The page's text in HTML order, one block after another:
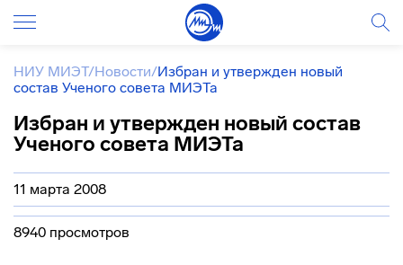
НИУ МИЭТ/Новости/Избран и утвержден новый
состав Ученого совета МИЭТа
Избран и утвержден новый состав
Ученого совета МИЭТа
11 марта 2008
8940 просмотров